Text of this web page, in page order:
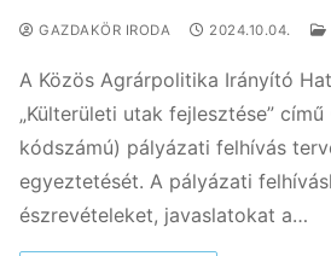
GAZDAKÖR IRODA 2024.10.04.
A Közös Agrárpolitika Irányító
„Külterületi utak fejlesztése”
kódszámú) pályázati felhívás
egyeztetését. A pályázati
észrevételeket, javaslatokat a…